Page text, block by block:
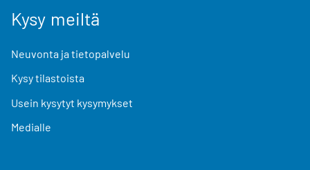
Kysy meiltä
Neuvonta ja tietopalvelu
Kysy tilastoista
Usein kysytyt kysymykset
Medialle